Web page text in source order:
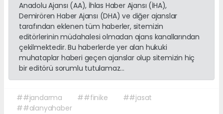
Anadolu Ajansı (AA), İhlas Haber Ajansı (İHA),
Demirören Haber Ajansı (DHA) ve diğer ajanslar
tarafından eklenen tüm haberler, sitemizin
editörlerinin müdahalesi olmadan ajans kanallarından
çekilmektedir. Bu haberlerde yer alan hukuki
muhataplar haberi geçen ajanslar olup sitemizin hiç
bir editörü sorumlu tutulamaz...
##jandarma ##finike
##jasat
##alanyahaber